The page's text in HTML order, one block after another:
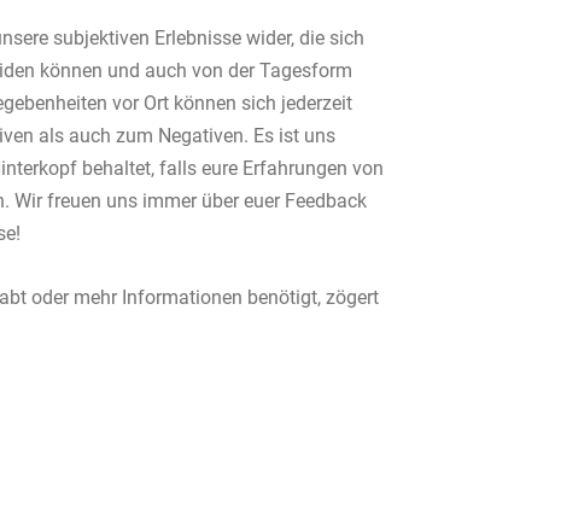
subjektiven Erlebnisse wider, die sich
können und auch von der Tagesform
vor Ort können sich jederzeit
als auch zum Negativen. Es ist uns
behaltet, falls eure Erfahrungen von
Wir freuen uns immer über euer Feedback
oder mehr Informationen benötigt, zögert